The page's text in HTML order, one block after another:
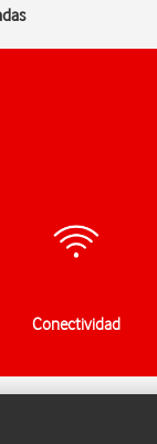
Conectividad